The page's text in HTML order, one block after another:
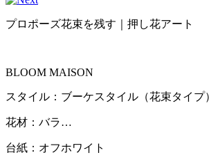
プロポーズ花束を残す｜押し花アート
BLOOM MAISON
スタイル：ブーケスタイル（花束タイプ）
花材：バラ…
台紙：オフホワイト